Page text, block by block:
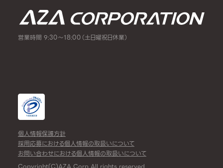
営業時間 9:30～18:00（土日曜祝日休業）
個人情報保護方針
採用応募における個人情報の取扱いについて
お問い合わせにおける個人情報の取扱いについて